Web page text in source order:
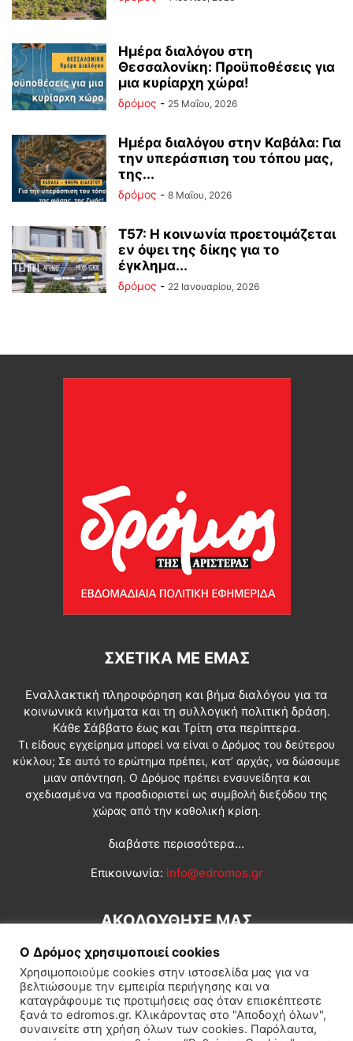
Ημέρα διαλόγου στη
Θεσσαλονίκη: Προϋποθέσεις για
μια κυρίαρχη χώρα!
δρόμος - 25 Μαΐου, 2026
Ημέρα διαλόγου στην Καβάλα: Για
την υπεράσπιση του τόπου μας,
της...
δρόμος - 8 Μαΐου, 2026
Τ57: Η κοινωνία προετοιμάζεται
εν όψει της δίκης για το
έγκλημα...
δρόμος - 22 Ιανουαρίου, 2026
ΣΧΕΤΙΚΆ ΜΕ ΕΜΆΣ
Εναλλακτική πληροφόρηση και βήμα διαλόγου για τα
κοινωνικά κινήματα και τη συλλογική πολιτική δράση.
Κάθε Σάββατο έως και Τρίτη στα περίπτερα.
Τι είδους εγχείρημα μπορεί να είναι ο Δρόμος του δεύτερου
κύκλου; Σε αυτό το ερώτημα πρέπει, κατ’ αρχάς, να δώσουμε
μιαν απάντηση. Ο Δρόμος πρέπει ενσυνείδητα και
σχεδιασμένα να προσδιοριστεί ως συμβολή διεξόδου της
χώρας από την καθολική κρίση.
διαβάστε περισσότερα...
Επικοινωνία: info@edromos.gr
ΑΚΟΛΟΥΘΗΣΕ ΜΑΣ
Εγγραφή συνδρομητή Πολιτική Διεθνή Κοινωνία
Ο Δρόμος χρησιμοποιεί cookies
Χρησιμοποιούμε cookies στην ιστοσελίδα μας για να
βελτιώσουμε την εμπειρία περιήγησης και να
καταγράφουμε τις προτιμήσεις σας όταν επισκέπτεστε
ξανά το edromos.gr. Κλικάροντας στο "Αποδοχή όλων",
συναινείτε στη χρήση όλων των cookies. Παρόλαυτα,